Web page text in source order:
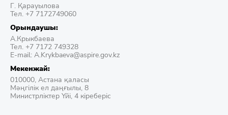
Г. Қарауылова
Тел. +7 7172749060
Орындаушы:
А.Крыкбаева
Тел. +7 7172 749328
E-mail: A.Krykbaeva@aspire.gov.kz
Мекенжай:
010000, Астана қаласы
Мәңгілік ел даңғылы, 8
Министрліктер Үйі, 4 кіреберіс